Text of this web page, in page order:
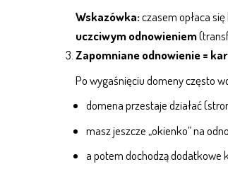
Wskazówka:czasem opłaca
uczciwym odnowieniem
Zapomniane odnowienie =
Po wygaśnięciu domeny często
domena przestaje działać (
masz jeszcze „okienko” na
a potem dochodzą dodatkowe